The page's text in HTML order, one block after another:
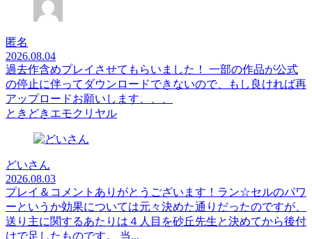
匿名
2026.08.04
過去作含めプレイさせてもらいました！ 一部の作品が公式
の停止に伴ってダウンロードできないので、もし良ければ再
アップロードお願いします、、、
ときどきエモクリヤル
どいさん
2026.08.03
プレイ＆コメントありがとうございます！ラン☆セルのパワ
ーというか効果については元々決めた通りだったのですが、
送り主に関するあたりは４人目を砂丘先生と決めてから後付
けで足したものです。 当...